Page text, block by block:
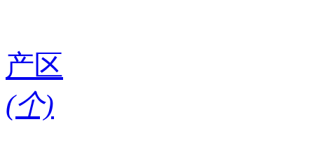
产区
(个)